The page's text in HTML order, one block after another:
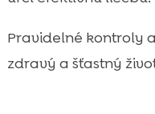
Pravidelné kontroly
zdravý a šťastný